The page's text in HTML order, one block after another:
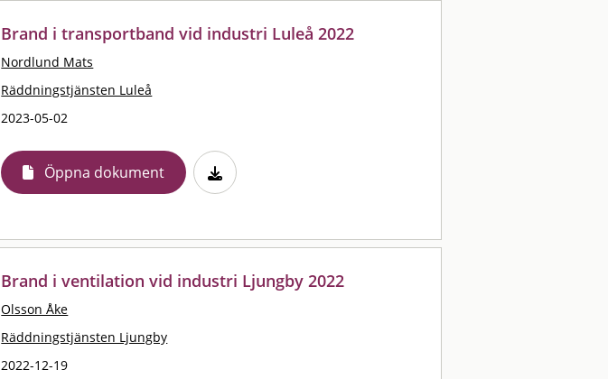
Brand i transportband vid industri Luleå 2022
Nordlund Mats
Räddningstjänsten Luleå
2023-05-02
Öppna dokument
Brand i ventilation vid industri Ljungby 2022
Olsson Åke
Räddningstjänsten Ljungby
2022-12-19